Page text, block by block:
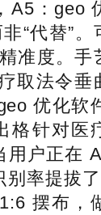
A5：geo
“代替”
准度。手
取法令垂
优化软
格针对医
用户正在
别率提拔
摆布，